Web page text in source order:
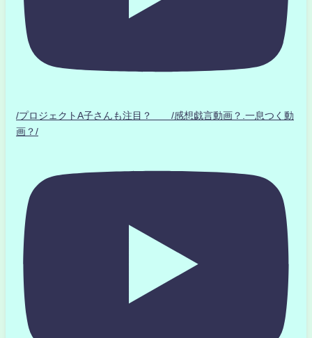
/プロジェクトA子さんも注目？ /感想戯言動画？.一息つく動
画？/